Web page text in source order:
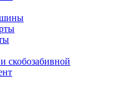
скобозабивной